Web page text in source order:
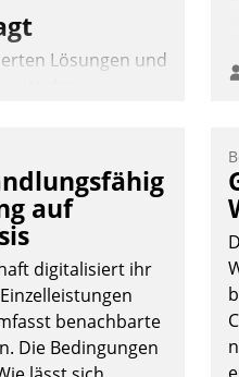
Lösungen und
Aufgaben und
auf
digitalisiert ihr
benachbarte
Die Bedingungen